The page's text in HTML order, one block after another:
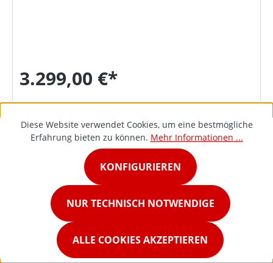
3.299,00 €*
DETAILS
Diese Website verwendet Cookies, um eine bestmögliche
Erfahrung bieten zu können. Mehr Informationen ...
NUR TECHNISCH NOTWENDIGE
KONFIGURIEREN
ALLE COOKIES AKZEPTIEREN